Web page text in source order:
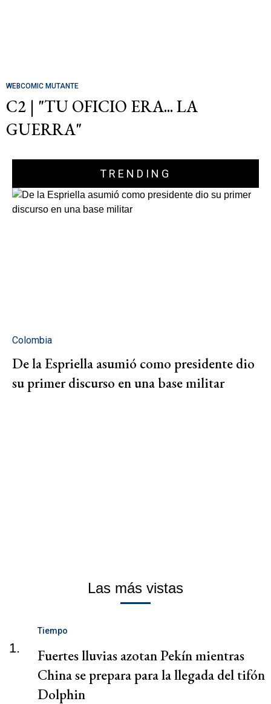
WEBCOMIC MUTANTE
C2 | "TU OFICIO ERA... LA
GUERRA"
TRENDING
Colombia
De la Espriella asumió como presidente dio
su primer discurso en una base militar
Las más vistas
1.
Tiempo
Fuertes lluvias azotan Pekín mientras
China se prepara para la llegada del tifón
Dolphin